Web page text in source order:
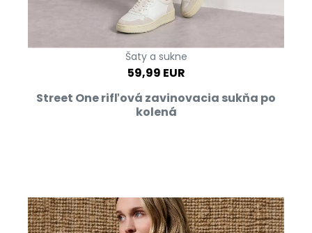
Šaty a sukne
59,99 EUR
Street One rifľová zavinovacia sukňa po
kolená